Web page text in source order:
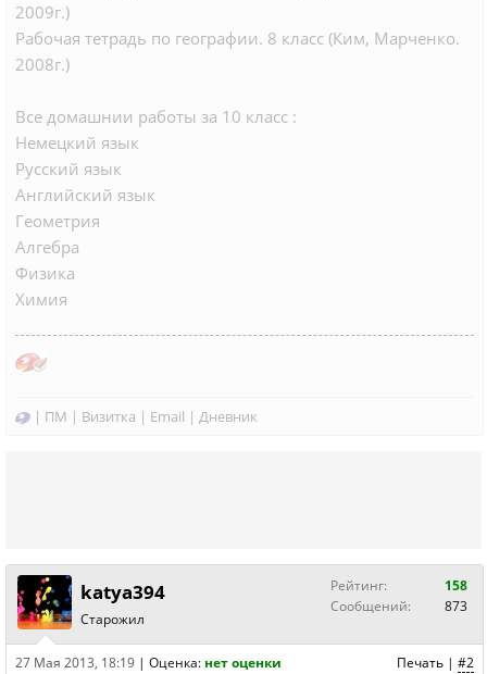
2009г.)
Рабочая тетрадь по географии. 8 класс (Ким, Марченко.
2008г.)
Все домашнии работы за 10 класс :
Немецкий язык
Русский язык
Английский язык
Геометрия
Алгебра
Физика
Химия
| ПМ | Визитка | Email | Дневник
katya394
Старожил
Рейтинг:
158
Сообщений:
873
Печать | #2
27 Мая 2013, 18:19 | Оценка: нет оценки